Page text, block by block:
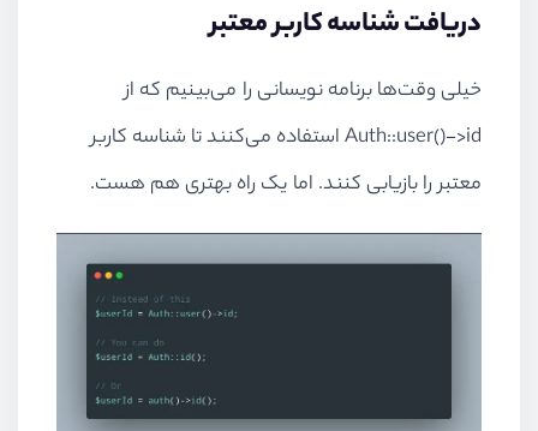
دریافت شناسه کاربر معتبر
خیلی وقت‌ها برنامه نویسانی را می‌بینیم که از
Auth::user()->idاستفاده می‌کنند تا شناسه کاربر
معتبر را بازیابی کنند. اما یک راه بهتری هم هست.